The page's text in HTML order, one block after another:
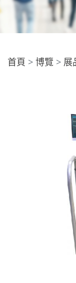
首頁 博覽 展